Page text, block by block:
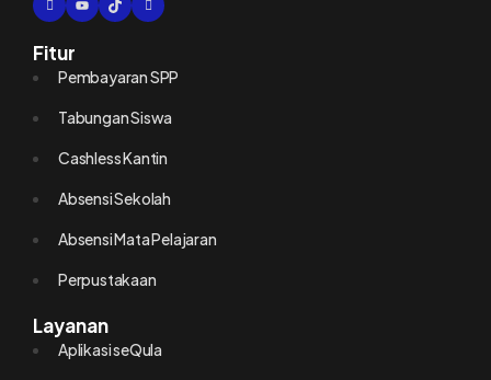
Fitur
Pembayaran SPP
Tabungan Siswa
Cashless Kantin
Absensi Sekolah
Absensi Mata Pelajaran
Perpustakaan
Layanan
Aplikasi seQula